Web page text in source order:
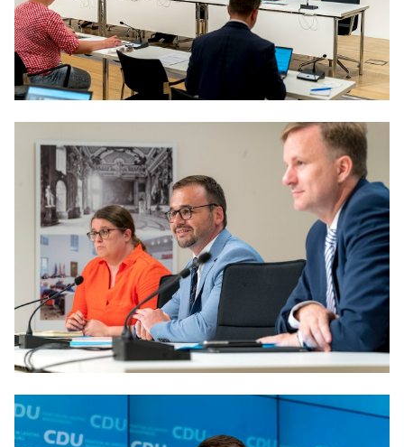
Redebeiträge
Anträge CDU
Kleine Anfragen
CDU Deutschland
CDU Fraktion im Brandenburger Landtag
CDU Brandenburg
CDU Potsdam